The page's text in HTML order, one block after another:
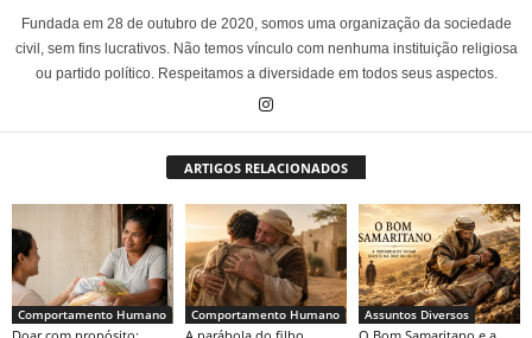
Fundada em 28 de outubro de 2020, somos uma organização da sociedade
civil, sem fins lucrativos. Não temos vínculo com nenhuma instituição religiosa
ou partido político. Respeitamos a diversidade em todos seus aspectos.
ARTIGOS RELACIONADOS
Comportamento Humano Comportamento Humano Assuntos Diversos